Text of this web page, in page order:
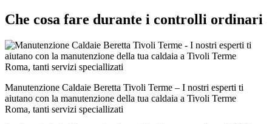
Che cosa fare durante i controlli ordinari
Manutenzione Caldaie Beretta Tivoli Terme – I nostri esperti ti
aiutano con la manutenzione della tua caldaia a Tivoli Terme
Roma, tanti servizi speciallizati